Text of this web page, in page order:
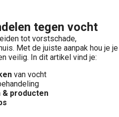
tegen vocht
tot vorstschade,
Met de juiste aanpak hou je je
veilig. In dit artikel vind je:
van vocht
& producten